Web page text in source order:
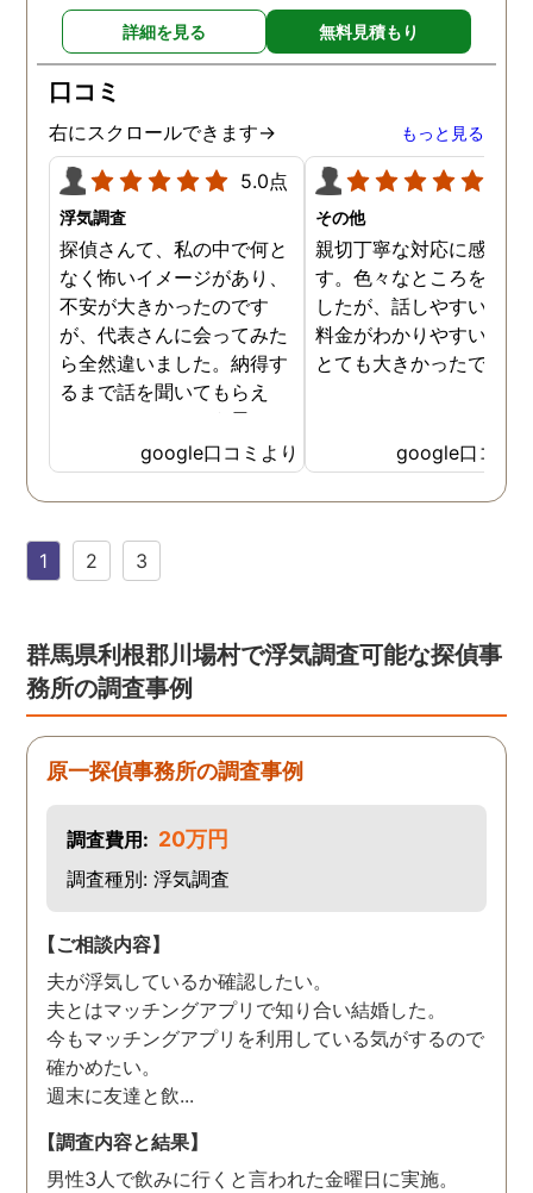
詳細を見る 無料見積もり
口コミ
右にスクロールできます→ もっと見る
5.0点
浮気調査
探偵さんて、私の中で何と
なく怖いイメージがあり、
不安が大きかったのです
が、代表さんに会ってみた
ら全然違いました。納得す
るまで話を聞いてもらえ
て、ここならという思いで
依頼しました。代表さんが
私と一緒に戦ってくれてる
感じがして、心強かったで
現在離婚調停中です。弁護
google口コミより
その他
親切丁寧な対応に感謝し
す。色々なところを探し
したが、話しやすいこと
料金がわかりやすいこと
とても大きかったです。
google口コミ
1 2 3
群馬県利根郡川場村で浮気調査可能な探偵事
務所の調査事例
原一探偵事務所の調査事例
調査費用: 20万円
調査種別: 浮気調査
【ご相談内容】
夫が浮気しているか確認したい。
夫とはマッチングアプリで知り合い結婚した。
今もマッチングアプリを利用している気がするので
確かめたい。
週末に友達と飲...
【調査内容と結果】
男性3人で飲みに行くと言われた金曜日に実施。